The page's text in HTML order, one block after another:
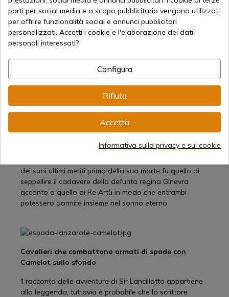
spade
Da quella battaglia, Camelot non si riprenderà più. Sarà
Mordred, figlio di Artù, frutto del suo incesto con
cavalieri fedeli ad Artù e compagni di Sir Lancillotto gli
chiesero di venire in aiuto del re. Il fedele soldato,
accompagnato dalla sua spada, viene in aiuto di Re
Artù ma non arriva in tempo. Artù muore e perde
decise di entrare in un monastero e di affidare al
Lancillotto sarà simile, diventerà un eremita a guardia
dei suoi ultimi meriti prima della sua morte fu quello di
seppellire il cadavere della defunta regina Ginevra
accanto a quello di Re Artù in modo che entrambi
potessero dormire insieme nel sonno eterno.
Cavalieri che combattono armati di spade con
Camelot sullo sfondo
Il racconto delle avventure di Sir Lancillotto appartiene
alla leggenda, tuttavia è probabile che lo scrittore
parti per social media e a scopo pubblicitario vengono utilizzati
per offrire funzionalità social e annunci pubblicitari
personalizzati. Accetti i cookie e l'elaborazione dei dati
personali interessati?
Configura
Rifiuta
Accetta
Informativa sulla privacy e sui cookie